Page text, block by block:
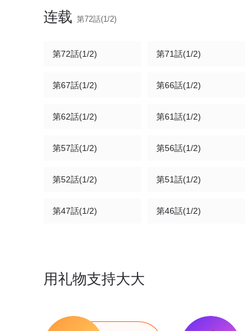
连载 第72話(1/2)
第72話(1/2) 第71話(1/2)
第67話(1/2) 第66話(1/2)
第62話(1/2) 第61話(1/2)
第57話(1/2) 第56話(1/2)
第52話(1/2) 第51話(1/2)
第47話(1/2) 第46話(1/2)
第33話
用礼物支持大大